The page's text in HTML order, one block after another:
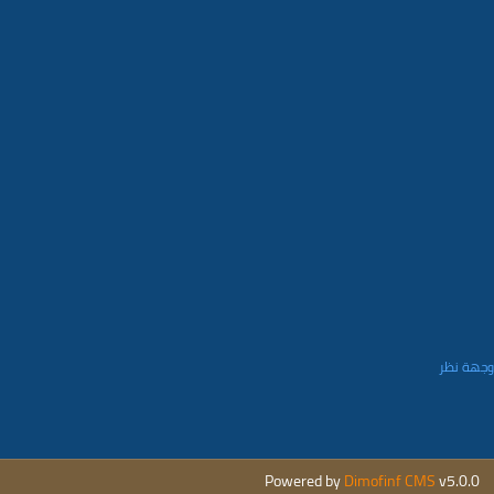
وجهة نظر
Powered byDimofinf CMSv5.0.0